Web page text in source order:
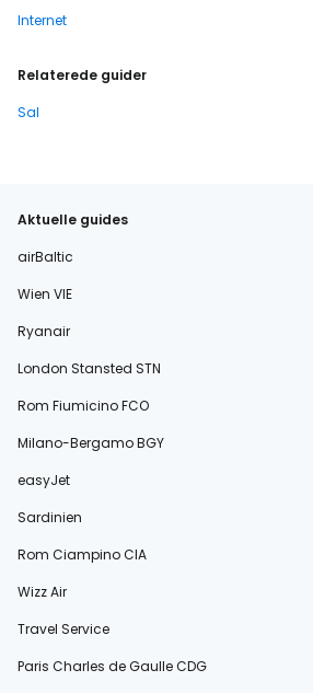
Internet
Relaterede guider
Sal
Aktuelle guides
airBaltic
Wien VIE
Ryanair
London Stansted STN
Rom Fiumicino FCO
Milano-Bergamo BGY
easyJet
Sardinien
Rom Ciampino CIA
Wizz Air
Travel Service
Paris Charles de Gaulle CDG